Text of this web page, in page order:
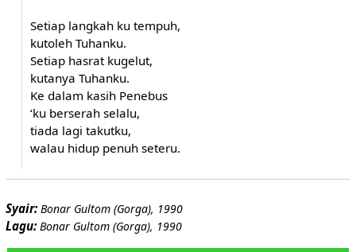
Setiap langkah ku tempuh,
kutoleh Tuhanku.
Setiap hasrat kugelut,
kutanya Tuhanku.
Ke dalam kasih Penebus
‘ku berserah selalu,
tiada lagi takutku,
walau hidup penuh seteru.
Syair: Bonar Gultom (Gorga), 1990
Lagu: Bonar Gultom (Gorga), 1990